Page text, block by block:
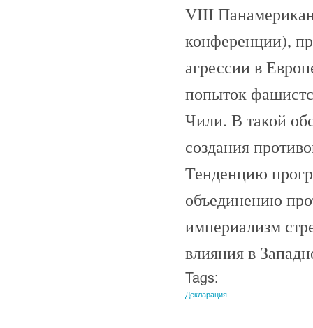
VIII
конференции),
агрессии в
попыток
Чили. В такой
создания
Тенденцию
объединению
империализм
влияния в
Tags:
Декларация